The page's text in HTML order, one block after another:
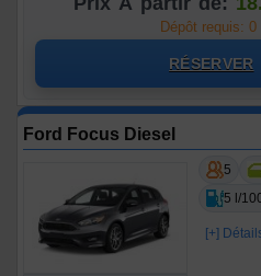
Dépôt requis: 0
RÉSERVER
Ford Focus Diesel
5
5 l/
[+]